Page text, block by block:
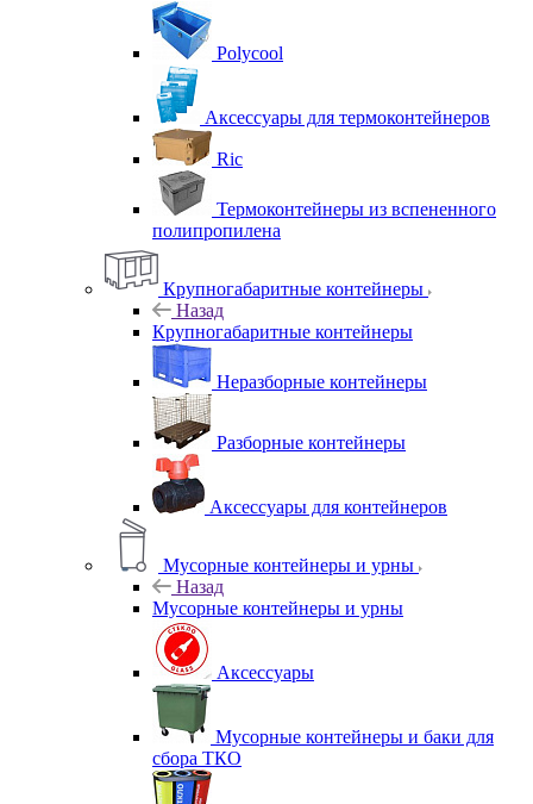
Polycool
Аксессуары для термоконтейнеров
Ric
Термоконтейнеры из вспененного
полипропилена
Крупногабаритные контейнеры
Назад
Крупногабаритные контейнеры
Неразборные контейнеры
Разборные контейнеры
Аксессуары для контейнеров
Мусорные контейнеры и урны
Назад
Мусорные контейнеры и урны
Аксессуары
Мусорные контейнеры и баки для
сбора ТКО